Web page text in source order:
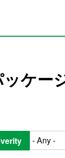
ケー